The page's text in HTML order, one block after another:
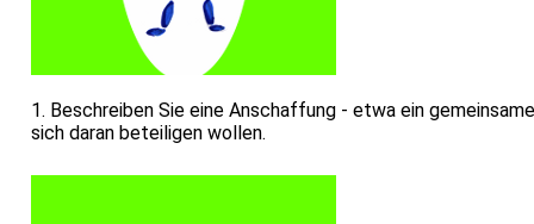
1. Beschreiben Sie eine Anschaffung - etwa ein
sich daran beteiligen wollen.